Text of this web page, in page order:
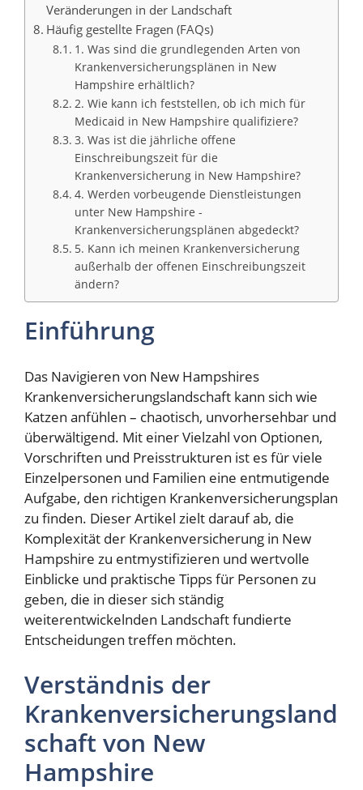
Veränderungen in der Landschaft
Häufig gestellte Fragen (FAQs)
1. Was sind die grundlegenden Arten von
Krankenversicherungsplänen in New
Hampshire erhältlich?
2. Wie kann ich feststellen, ob ich mich für
Medicaid in New Hampshire qualifiziere?
3. Was ist die jährliche offene
Einschreibungszeit für die
Krankenversicherung in New Hampshire?
4. Werden vorbeugende Dienstleistungen
unter New Hampshire -
Krankenversicherungsplänen abgedeckt?
5. Kann ich meinen Krankenversicherung
außerhalb der offenen Einschreibungszeit
ändern?
Einführung
Das Navigieren von New Hampshires
Krankenversicherungslandschaft kann sich wie
Katzen anfühlen – chaotisch, unvorhersehbar und
überwältigend. Mit einer Vielzahl von Optionen,
Vorschriften und Preisstrukturen ist es für viele
Einzelpersonen und Familien eine entmutigende
Aufgabe, den richtigen Krankenversicherungsplan
zu finden. Dieser Artikel zielt darauf ab, die
Komplexität der Krankenversicherung in New
Hampshire zu entmystifizieren und wertvolle
Einblicke und praktische Tipps für Personen zu
geben, die in dieser sich ständig
weiterentwickelnden Landschaft fundierte
Entscheidungen treffen möchten.
Verständnis der
Krankenversicherungsland
schaft von New
Hampshire